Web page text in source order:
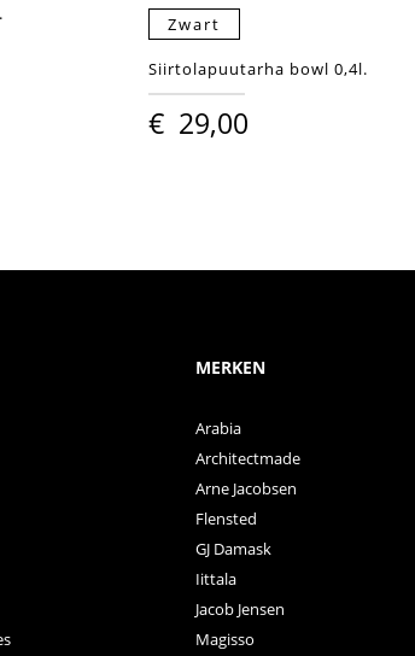
Zwart
Siirtolapuutarha bowl 0,4l.
€ 29,00
MERKEN
Arabia
Architectmade
Arne Jacobsen
Flensted
GJ Damask
Iittala
Jacob Jensen
Magisso